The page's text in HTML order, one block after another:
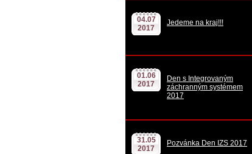
04.07
2017
Jedeme na kraj!!!
01.06
2017
Den s Integrovaným
záchranným systémem
2017
31.05
2017
Pozvánka Den IZS 2017